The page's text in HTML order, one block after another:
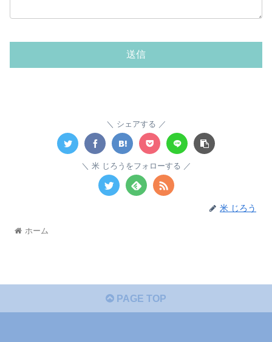
シェアする
米 じろうをフォローする
米 じろう
ホーム
PAGE TOP